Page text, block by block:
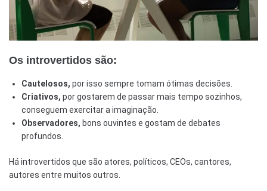
Os introvertidos são:
Cautelosos, por isso sempre tomam ótimas decisões.
Criativos, por gostarem de passar mais tempo sozinhos,
conseguem exercitar a imaginação.
Observadores, bons ouvintes e gostam de debates
profundos.
Há introvertidos que são atores, políticos, CEOs, cantores,
autores entre muitos outros.